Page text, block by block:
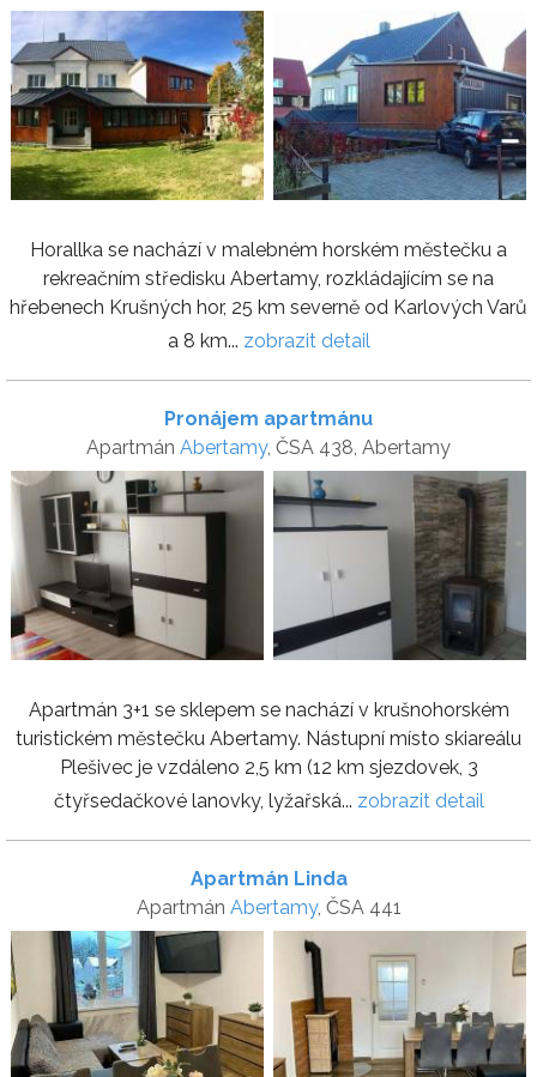
Horallka se nachází v malebném horském městečku a
rekreačním středisku Abertamy, rozkládajícím se na
hřebenech Krušných hor, 25 km severně od Karlových Varů
a 8 km... zobrazit detail
Pronájem apartmánu
Apartmán Abertamy, ČSA 438, Abertamy
Apartmán 3+1 se sklepem se nachází v krušnohorském
turistickém městečku Abertamy. Nástupní místo skiareálu
Plešivec je vzdáleno 2,5 km (12 km sjezdovek, 3
čtyřsedačkové lanovky, lyžařská... zobrazit detail
Apartmán Linda
Apartmán Abertamy, ČSA 441